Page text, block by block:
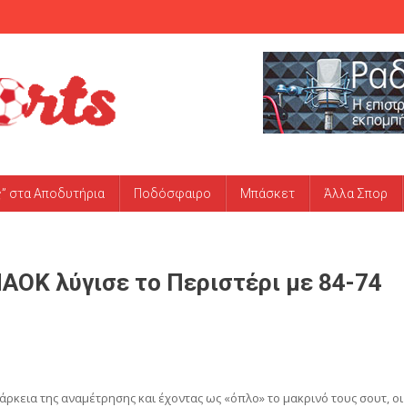
στα Αποδυτήρια Ποδόσφαιρο Μπάσκετ Άλλα Σπορ
λύγισε το Περιστέρι με 84-74
της αναμέτρησης και έχοντας ως «όπλο» το μακρινό τους σουτ, οι